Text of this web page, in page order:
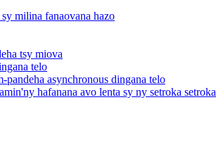
milina fanaovana hazo
tsy miova
telo
asynchronous dingana telo
hafanana avo lenta sy ny setroka setroka